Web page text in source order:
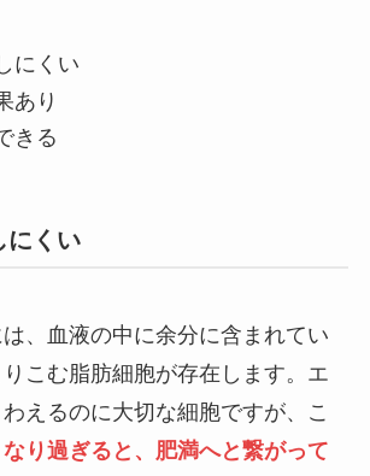
にくい
あり
きる
にくい
、血液の中に余分に含まれてい
こむ脂肪細胞が存在します。エ
えるのに大切な細胞ですが、こ
り過ぎると、肥満へと繋がって